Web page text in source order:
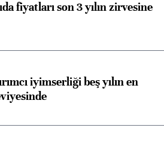
fiyatları son 3 yılın zirvesine
iyimserliği beş yılın en